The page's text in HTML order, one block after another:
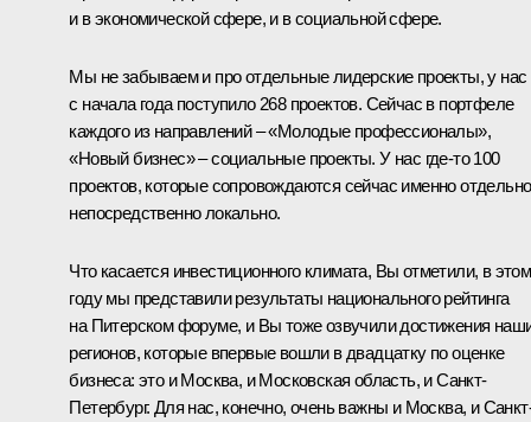
и в экономической сфере, и в социальной сфере.
Мы не забываем и про отдельные лидерские проекты, у нас
с начала года поступило 268 проектов. Сейчас в портфеле
каждого из направлений – «Молодые профессионалы»,
«Новый бизнес» – социальные проекты. У нас где-то 100
проектов, которые сопровождаются сейчас именно
непосредственно локально.
Что касается инвестиционного климата, Вы отметили, в этом
году мы представили результаты национального рейтинга
на Питерском форуме, и Вы тоже озвучили достижения
регионов, которые впервые вошли в двадцатку по оценке
бизнеса: это и Москва, и Московская область, и Санкт-
Петербург. Для нас, конечно, очень важны и Москва, и